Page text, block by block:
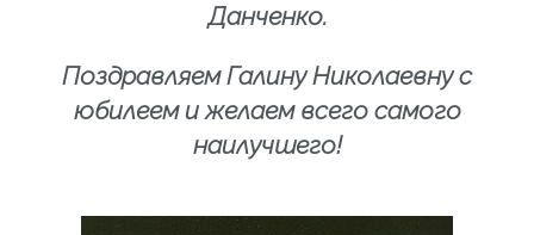
Данченко.
Поздравляем Галину Николаевну с
юбилеем и желаем всего самого
наилучшего!